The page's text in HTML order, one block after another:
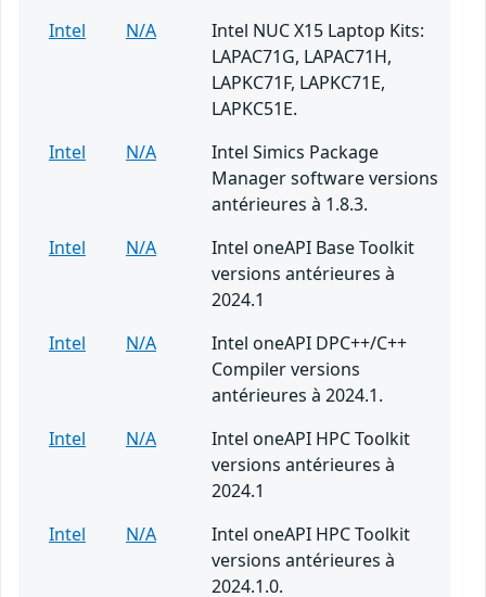
Intel
N/A
Intel NUC X15 Laptop Kits:
LAPAC71G, LAPAC71H,
LAPKC71F, LAPKC71E,
LAPKC51E.
Intel
N/A
Intel Simics Package
Manager software versions
antérieures à 1.8.3.
Intel
N/A
Intel oneAPI Base Toolkit
versions antérieures à
2024.1
Intel
N/A
Intel oneAPI DPC++/C++
Compiler versions
antérieures à 2024.1.
Intel
N/A
Intel oneAPI HPC Toolkit
versions antérieures à
2024.1
Intel
N/A
Intel oneAPI HPC Toolkit
versions antérieures à
2024.1.0.